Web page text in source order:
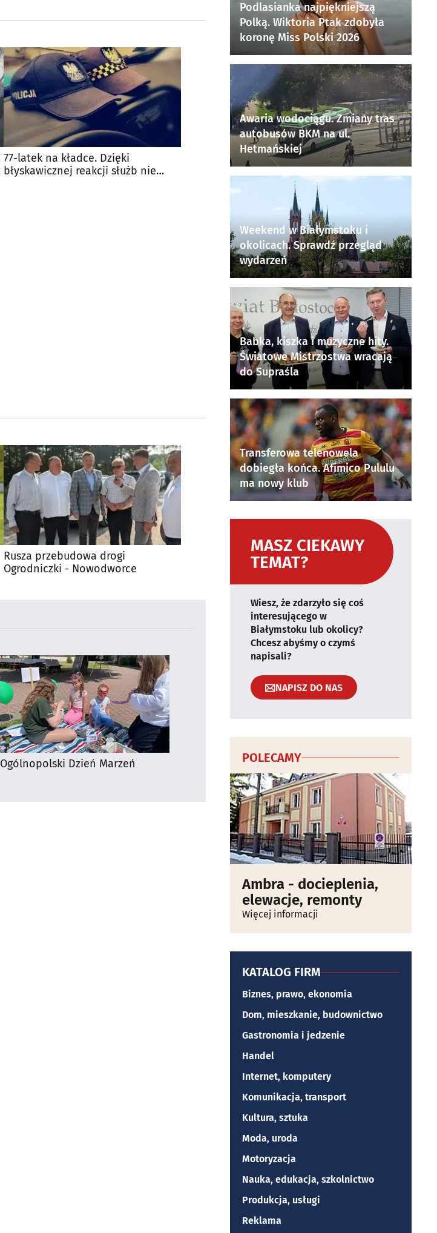
77-latek na kładce. Dzięki
błyskawicznej reakcji służb nie
Rusza przebudowa drogi
Ogrodniczki - Nowodworce
Ogólnopolski Dzień Marzeń
Podlasianka najpiękniejszą
Polką. Wiktoria Ptak zdobyła
koronę Miss Polski 2026
Awaria wodociągu. Zmiany tras
autobusów BKM na ul.
Hetmańskiej
Weekend w Białymstoku i
okolicach. Sprawdź przegląd
wydarzeń
Babka, kiszka i muzyczne hity.
Światowe Mistrzostwa wracają
do Supraśla
Transferowa telenowela
dobiegła końca. Afimico Pululu
ma nowy klub
MASZ CIEKAWY
TEMAT?
Wiesz, że zdarzyło się coś
interesującego w
Białymstoku lub okolicy?
Chcesz abyśmy o czymś
napisali?
NAPISZ DO NAS
POLECAMY
Ambra - docieplenia,
elewacje, remonty
Więcej informacji
KATALOG FIRM
Biznes, prawo, ekonomia
Dom, mieszkanie, budownictwo
Gastronomia i jedzenie
Handel
Internet, komputery
Komunikacja, transport
Kultura, sztuka
Moda, uroda
Motoryzacja
Nauka, edukacja, szkolnictwo
Produkcja, usługi
Reklama